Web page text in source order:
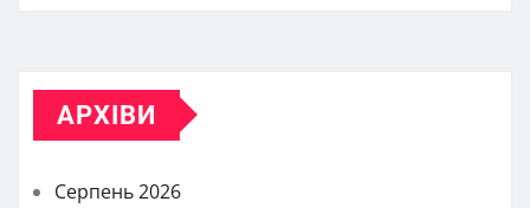
АРХІВИ
Серпень 2026